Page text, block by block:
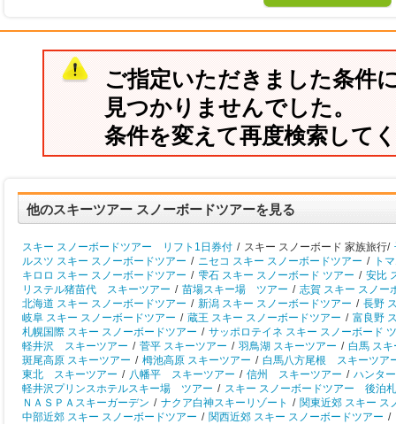
ご指定いただきました条件
見つかりませんでした。
条件を変えて再度検索して
他のスキーツアー スノーボードツアーを見る
スキー スノーボードツアー リフト1日券付 / スキー スノーボード 家族旅行/
ルスツ スキー スノーボードツアー / ニセコ スキー スノーボードツアー /
ト
キロロ スキー スノーボードツアー / 雫石 スキー スノーボード ツアー / 安比
リステル猪苗代 スキーツアー / 苗場スキー場 ツアー / 志賀 スキー スノー
北海道 スキー スノーボードツアー / 新潟 スキー スノーボードツアー / 長野
岐阜 スキー スノーボードツアー / 蔵王 スキー スノーボードツアー / 富良野
札幌国際 スキー スノーボードツアー / サッポロテイネ スキー スノーボード
軽井沢 スキーツアー / 菅平 スキーツアー / 羽鳥湖 スキーツアー / 白馬 ス
斑尾高原 スキーツアー / 栂池高原 スキーツアー / 白馬八方尾根 スキーツア
東北 スキーツアー / 八幡平 スキーツアー / 信州 スキーツアー / ハンタ
軽井沢プリンスホテルスキー場 ツアー / スキー スノーボードツアー 後泊
ＮＡＳＰＡスキーガーデン / ナクア白神スキーリゾート / 関東近郊 スキー ス
中部近郊 スキー スノーボードツアー / 関西近郊 スキー スノーボードツアー /